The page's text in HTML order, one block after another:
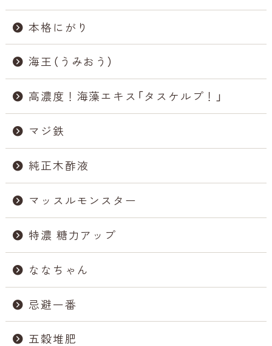
本格にがり
海王（うみおう）
高濃度！海藻エキス「タスケルプ！」
マジ鉄
純正木酢液
マッスルモンスター
特濃 糖力アップ
ななちゃん
忌避一番
五穀堆肥